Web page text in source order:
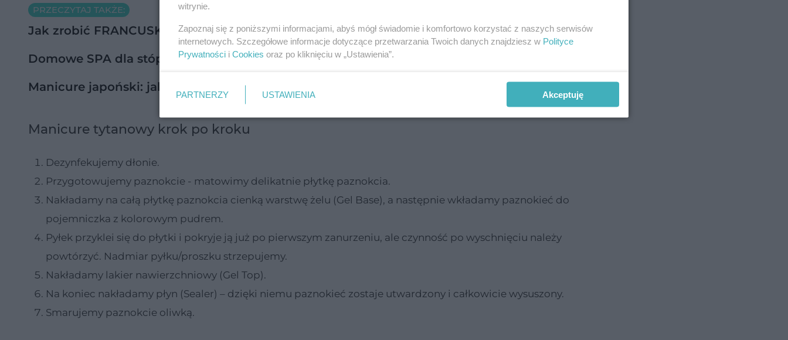
PRZECZYTAJ TAKŻE:
Jak zrobić FRANCUSKI MANICURE krok po kroku?
Domowe SPA dla stóp i dłoni - sprawdzone sposoby na naturalną pielęgnację
Manicure japoński: jak go zrobić? Japoński manicure krok po kroku
Manicure tytanowy krok po kroku
Dezynfekujemy dłonie.
Przygotowujemy paznokcie - matowimy delikatnie płytkę paznokcia.
Nakładamy na całą płytkę paznokcia cienką warstwę żelu (Gel Base), a następnie wkładamy paznokieć do
pojemniczka z kolorowym pudrem.
Pyłek przyklei się do płytki i pokryje ją już po pierwszym zanurzeniu, ale czynność po wyschnięciu należy
powtórzyć. Nadmiar pyłku/proszku strzepujemy.
Nakładamy lakier nawierzchniowy (Gel Top).
Na koniec nakładamy płyn (Sealer) – dzięki niemu paznokieć zostaje utwardzony i całkowicie wysuszony.
Smarujemy paznokcie oliwką.
witrynie.
Zapoznaj się z poniższymi informacjami, abyś mógł świadomie i komfortowo korzystać z naszych serwisów
internetowych. Szczegółowe informacje dotyczące przetwarzania Twoich danych znajdziesz w Polityce
Prywatności i Cookies oraz po kliknięciu w „Ustawienia”.
PARTNERZY USTAWIENIA Akceptuję